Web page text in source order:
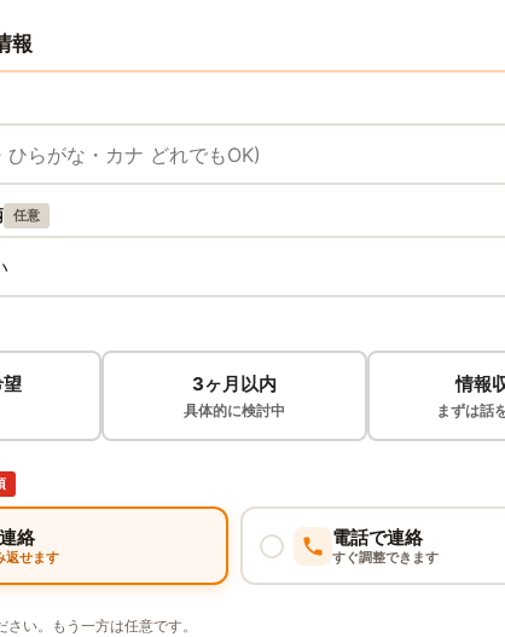
報
任意
3ヶ月以内
具体的に検討中
情報
まずは話
絡
返せます
電話で連絡
すぐ調整できます
い。もう一方は任意です。